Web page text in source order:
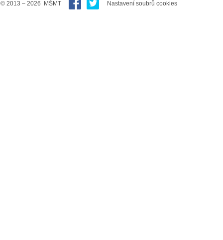
© 2013 – 2026 MŠMT Nastavení soubrů cookies